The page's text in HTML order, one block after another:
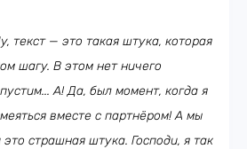
текст — это такая штука, которая
шагу. В этом нет ничего
А! Да, был момент, когда я
вместе с партнёром! А мы
страшная штука. Господи, я так